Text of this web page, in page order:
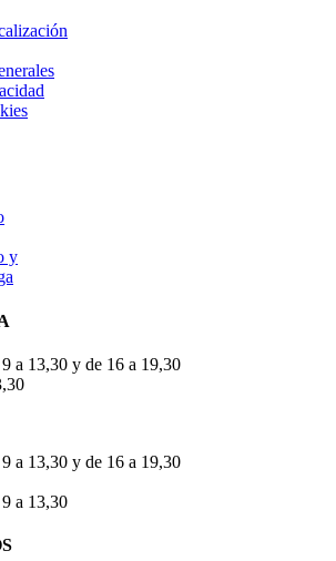
y
a 13,30 y de 16 a 19,30
a 13,30 y de 16 a 19,30
a 13,30